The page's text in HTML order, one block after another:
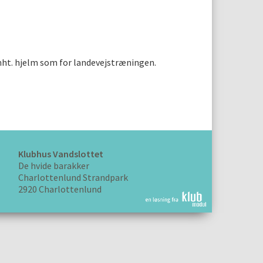
hjelm som for landevejstræningen.
Klubhus Vandslottet
De hvide barakker
Charlottenlund Strandpark
2920 Charlottenlund